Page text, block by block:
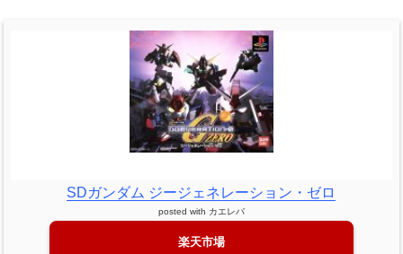
SDガンダム ジージェネレーション・ゼロ
posted with カエレバ
楽天市場